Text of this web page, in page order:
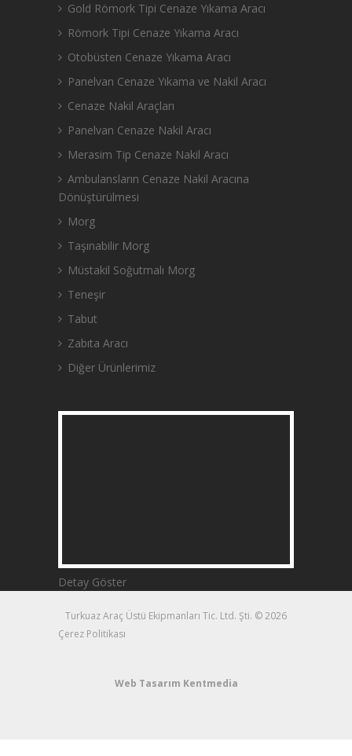
Gold Römork Tipi Cenaze Yıkama Aracı
Römork Tipi Cenaze Yıkama Aracı
Otobüsten Cenaze Yıkama Aracı
Panelvan Cenaze Yıkama ve Nakil Aracı
Cenaze Nakil Araçları
Panelvan Cenaze Nakil Aracı
Merasim Tip Cenaze Nakil Aracı
Ambulansların Cenaze Nakil Aracına
Dönüştürülmesi
Morg
Taşınabilir Morg
Müstakil Soğutmalı Morg
Teneşir
Tabut
Zabıta Aracı
Diğer Ürünlerimiz
Detay Göster
Turkuaz Araç Üstü Ekipmanları Tic. Ltd. Şti. © 2026
Çerez Politikası
Web Tasarım Kentmedia